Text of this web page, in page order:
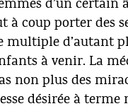
d’un
à coup porter des
multiple d’autant
à venir. La
non plus des
désirée à